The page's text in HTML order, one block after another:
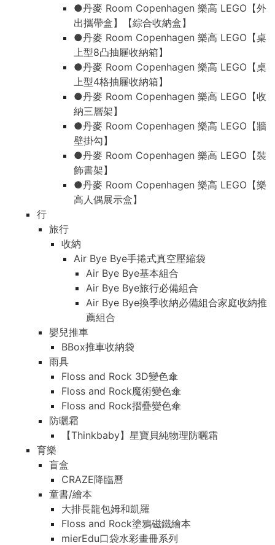
●丹麥 Room Copenhagen 樂高 LEGO【外
出攜帶盒】【綜合收納盒】
●丹麥 Room Copenhagen 樂高 LEGO【桌
上型8凸抽屜收納箱】
●丹麥 Room Copenhagen 樂高 LEGO【桌
上型4格抽屜收納箱】
●丹麥 Room Copenhagen 樂高 LEGO【收
納三層架】
●丹麥 Room Copenhagen 樂高 LEGO【牆
壁掛勾】
●丹麥 Room Copenhagen 樂高 LEGO【裝
飾書架】
●丹麥 Room Copenhagen 樂高 LEGO【樂
高人偶展示盒】
行
旅行
收納
Air Bye Bye手捲式真空壓縮袋
Air Bye Bye基本組合
Air Bye Bye旅行必備組合
Air Bye Bye換季收納必備組合家庭收納推
薦組合
嬰兒推車
BBox推車收納袋
雨具
Floss and Rock 3D變色傘
Floss and Rock魔術變色傘
Floss and Rock摺疊變色傘
防曬霜
【Thinkbaby】星寶貝純物理防曬霜
育樂
盲盒
CRAZE降臨曆
童書/繪本
大排長龍包姆和凱羅
Floss and Rock塗鴉磁鐵繪本
mierEdu口袋水彩畫冊系列